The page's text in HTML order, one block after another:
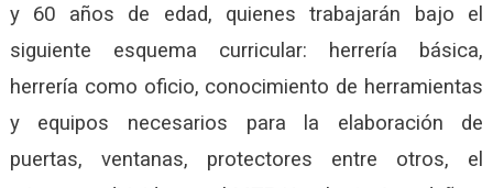
y 60 años de edad, quienes trabajarán bajo el
siguiente esquema curricular: herrería básica,
herrería como oficio, conocimiento de herramientas
y equipos necesarios para la elaboración de
puertas, ventanas, protectores entre otros, el